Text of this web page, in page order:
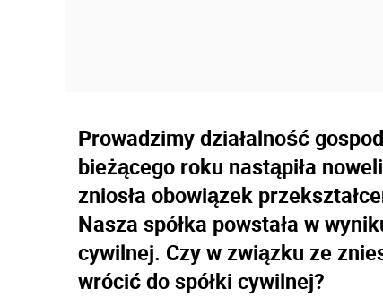
Prowadzimy działalność
bieżącego roku nastąpiła
zniosła obowiązek
Nasza spółka powstała w
cywilnej. Czy w związku ze
wrócić do spółki cywilnej?